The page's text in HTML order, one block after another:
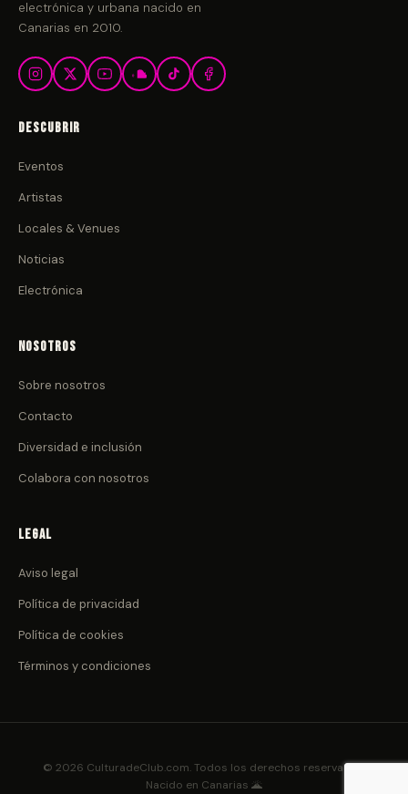
electrónica y urbana nacido en
Canarias en 2010.
Descubrir
Eventos
Artistas
Locales & Venues
Noticias
Electrónica
Nosotros
Sobre nosotros
Contacto
Diversidad e inclusión
Colabora con nosotros
Legal
Aviso legal
Política de privacidad
Política de cookies
Términos y condiciones
© 2026 CulturadeClub.com. Todos los derechos reservados.
Nacido en Canarias 🌋